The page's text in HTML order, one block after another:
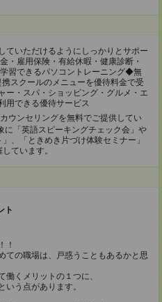
ていただけるようにしっかりとサポー
・雇用保険・有給休暇・健康診断・
習できるパソコントレーニング◆無
スクールのメニューを優待料金で受
・スパ・ショッピング・グルメ・エ
用できる優待サービス
ウンセリングを無料でご提供してい
に「英語スピーキングチェック会」や
、「ときめき片づけ体験セミナー」
ています。
ト
！
ての職場は、戸惑うこともあるかと思
働くメリットの１つに、
う点があります。